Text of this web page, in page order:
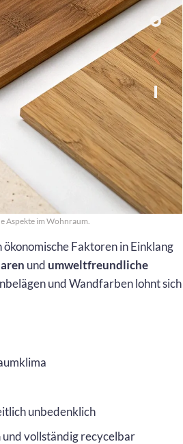
Aspekte im Wohnraum.
Faktoren in Einklang
und umweltfreundliche
und Wandfarben lohnt sich
unbedenklich
und vollständig recycelbar